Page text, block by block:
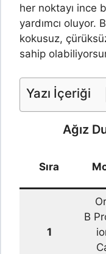
her noktayı ince
yardımcı oluyor.
kokusuz,
sahip
Yazı İçeriği
Ağız
Sıra
1
B